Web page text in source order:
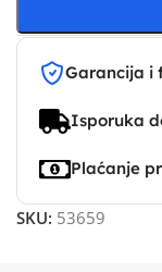
Garancija i
Isporuka
Plaćanje
SKU: 53659